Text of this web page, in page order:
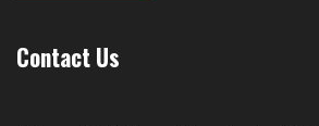
Contact Us